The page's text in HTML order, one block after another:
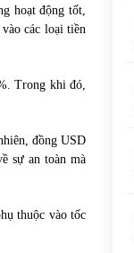
hoạt động tốt,
các loại tiền
Trong khi đó,
đồng USD
sự an toàn mà
thuộc vào tốc